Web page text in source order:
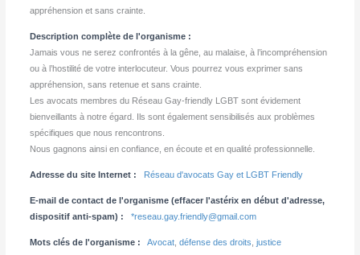
appréhension et sans crainte.
Description complète de l'organisme :
Jamais vous ne serez confrontés à la gêne, au malaise, à l’incompréhension
ou à l’hostilité de votre interlocuteur. Vous pourrez vous exprimer sans
appréhension, sans retenue et sans crainte.
Les avocats membres du Réseau Gay-friendly LGBT sont évidement
bienveillants à notre égard. Ils sont également sensibilisés aux problèmes
spécifiques que nous rencontrons.
Nous gagnons ainsi en confiance, en écoute et en qualité professionnelle.
Adresse du site Internet : Réseau d'avocats Gay et LGBT Friendly
E-mail de contact de l'organisme (effacer l'astérix en début d'adresse,
dispositif anti-spam) :
*reseau.gay.friendly@gmail.com
Mots clés de l'organisme : Avocat, défense des droits justice